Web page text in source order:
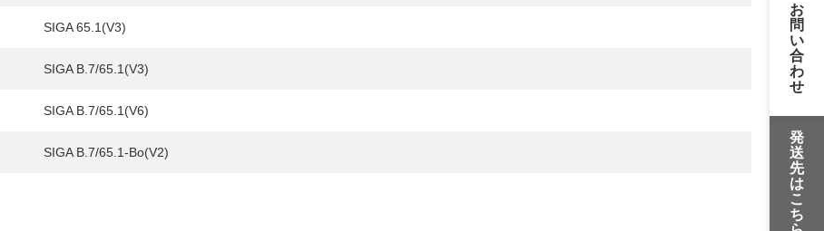
お
問
い
合
わ
せ
発
送
先
は
こ
ち
SIGA 65.1(V3)
SIGA B.7/65.1(V3)
SIGA B.7/65.1(V6)
SIGA B.7/65.1-Bo(V2)